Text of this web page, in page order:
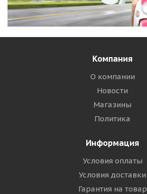
Компания
О компании
Новости
Магазины
Политика
Информация
Условия оплаты
Условия доставки
Гарантия на товар